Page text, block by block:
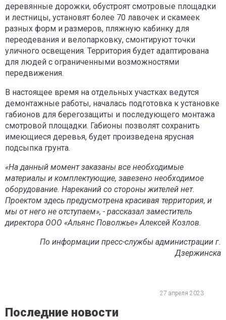
деревянные дорожки, обустроят смотровые площадки
и лестницы, установят более 70 лавочек и скамеек
разных форм и размеров, пляжную кабинку для
переодевания и велопарковку, смонтируют точки
уличного освещения. Территория будет адаптирована
для людей с ограниченными возможностями
передвижения.
В настоящее время на отдельных участках ведутся
демонтажные работы, началась подготовка к установке
габионов для берегозащиты и последующего монтажа
смотровой площадки. Габионы позволят сохранить
имеющиеся деревья, будет произведена ярусная
подсыпка грунта.
«На данный момент заказаны все необходимые
материалы и комплектующие, завезено необходимое
оборудование. Нареканий со стороны жителей нет.
Проектом здесь предусмотрена красивая территория, и
мы от него не отступаем», - рассказал заместитель
директора ООО «Альянс Поволжье» Алексей Козлов.
По информации пресс-службы администрации г.
Дзержинска
27 апреля 2023
Последние новости